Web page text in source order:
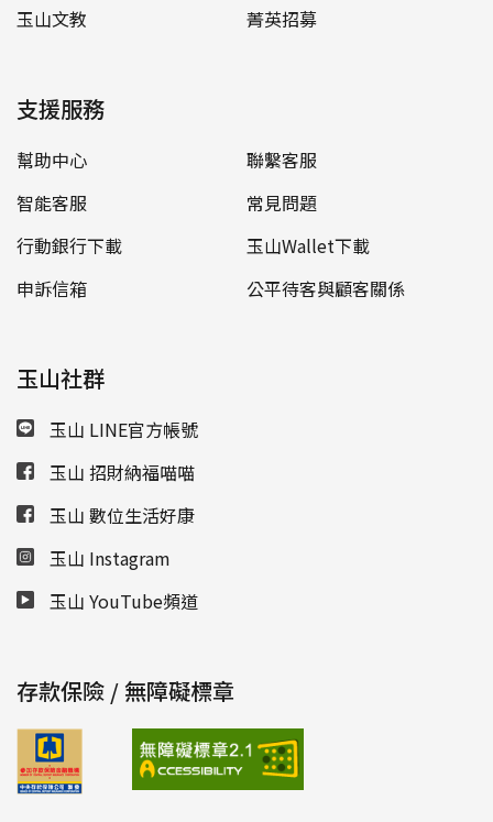
玉山文教
菁英招募
支援服務
幫助中心
聯繫客服
智能客服
常見問題
行動銀行下載
玉山Wallet下載
申訴信箱
公平待客與顧客關係
玉山社群
玉山 LINE官方帳號
玉山 招財納福喵喵
玉山 數位生活好康
玉山 Instagram
玉山 YouTube頻道
存款保險 / 無障礙標章